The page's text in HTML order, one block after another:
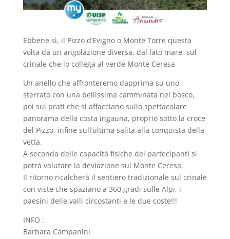
Ebbene sì, il Pizzo d’Evigno o Monte Torre questa
volta da un angolazione diversa, dal lato mare, sul
crinale che lo collega al verde Monte Ceresa
Un anello che affronteremo dapprima su uno
sterrato con una bellissima camminata nel bosco,
poi sui prati che si affacciano sullo spettacolare
panorama della costa ingauna, proprio sotto la croce
del Pizzo, infine sull’ultima salita alla conquista della
vetta.
A seconda delle capacità fisiche dei partecipanti si
potrà valutare la deviazione sul Monte Ceresa.
Il ritorno ricalcherà il sentiero tradizionale sul crinale
con viste che spaziano a 360 gradi sulle Alpi, i
paesini delle valli circostanti e le due coste!!!
INFO :
Barbara Campanini